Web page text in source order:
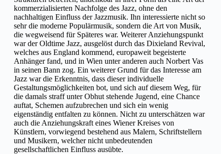
kommerzialisierten Nachfolge des Jazz, ohne den
nachhaltigen Einfluss der Jazzmusik. Ihn interessierte nicht so
sehr die moderne Populärmusik, sondern die Art von Musik,
die wegweisend für Späteres war. Weiterer Anziehungspunkt
war der Oldtime Jazz, ausgelöst durch das Dixieland Revival,
welches aus England kommend, europaweit begeisterte
Anhänger fand, und in Wien unter anderen auch Norbert Vas
in seinen Bann zog. Ein weiterer Grund für das Interesse am
Jazz war die Erkenntnis, dass dieser individuelle
Gestaltungsmöglichkeiten bot, und sich auf diesem Weg, für
die damals straff unter Obhut stehende Jugend, eine Chance
auftat, Schemen aufzubrechen und sich ein wenig
eigenständig entfalten zu können. Nicht zu unterschätzen war
auch die Anziehungskraft eines Wiener Kreises von
Künstlern, vorwiegend bestehend aus Malern, Schriftstellern
und Musikern, welcher nicht unbedeutenden
gesellschaftlichen Einfluss ausübte.